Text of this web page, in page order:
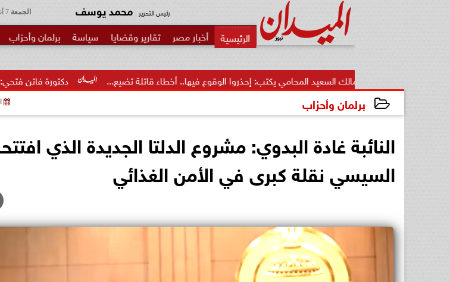
الجمعة رئيس التحرير محمد يوسف
أخبار مصر تقارير وقضايا سياسة برلمان وأحزاب
دكتورة فاتن فتحي: تكتب الممرضون مالك السعيد المحامي يكتب: إحذروا الوقوع فيها.. أخطاء قاتلة تضيع...
برلمان وأحزاب
النائبة غادة البدوي: مشروع الدلتا الجديدة الذي
السيسي نقلة كبرى في الأمن الغذائي